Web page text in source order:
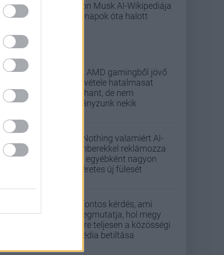
Elon Musk AI-Wikipediája
hónapok óta halott
Az AMD gamingből jövő
bevétele hatalmasat
zuhant, de nem
hiányzunk nekik
A Nothing valamiért AI-
emberekkel reklámozza
az egyébként nagyon
ígéretes új fülesét
5 fontos kérdés, ami
megmutatja, hol megy
félre teljesen a közösségi
média betiltása